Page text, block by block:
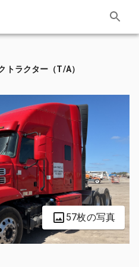
トラクター（T/A）
57枚の写真